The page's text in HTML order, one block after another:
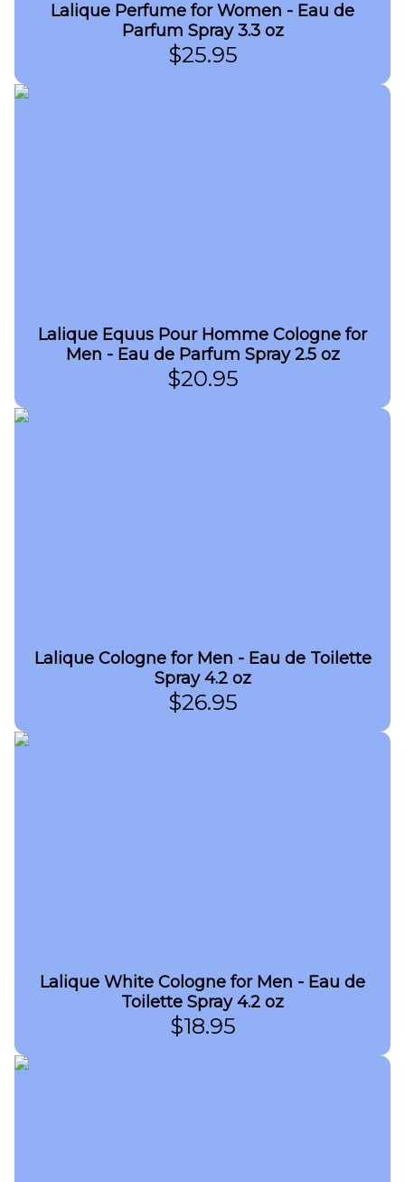
Lalique Perfume for Women - Eau de
Parfum Spray 3.3 oz
$25.95
Lalique Equus Pour Homme Cologne for
Men - Eau de Parfum Spray 2.5 oz
$20.95
Lalique Cologne for Men - Eau de Toilette
Spray 4.2 oz
$26.95
Lalique White Cologne for Men - Eau de
Toilette Spray 4.2 oz
$18.95